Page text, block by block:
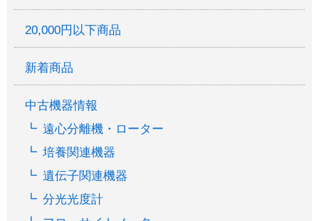
20,000円以下商品
新着商品
中古機器情報
遠心分離機・ローター
培養関連機器
遺伝子関連機器
分光光度計